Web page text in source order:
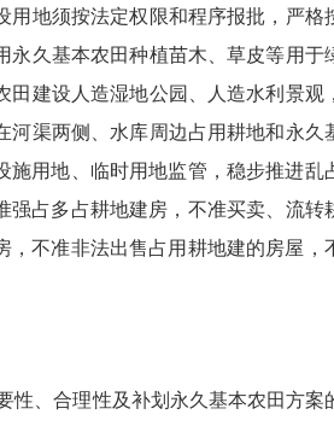
地须按法定权限和程序报批，严格
永久基本农田种植苗木、草皮等用于
田建设人造湿地公园、人造水利景观
河渠两侧、水库周边占用耕地和永久
施用地、临时用地监管，稳步推进乱
强占多占耕地建房，不准买卖、流转
，不准非法出售占用耕地建的房屋，
性、合理性及补划永久基本农田方案